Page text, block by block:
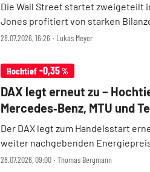
28.07.2026, 16:26 ‧ Lukas Meyer
Die Wall Street startet zweigeteilt
Jones profitiert von starken
klettert zur Eröffnung um 0,6
Hochtief -0,35%
28.07.2026, 09:00 ‧ Thomas Bergmann
DAX legt erneut zu –
Mercedes‑Benz, MTU und
Der DAX legt zum Handelsstart
weiter nachgebenden
Gespräche zwischen den USA und